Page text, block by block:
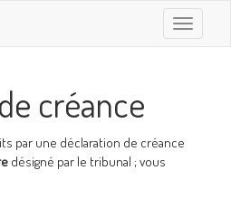
Toggle
créance
par une déclaration de créance
désigné par le tribunal ; vous